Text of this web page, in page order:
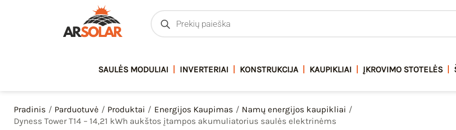
Products
search
SAULĖS MODULIAI INVERTERIAI KONSTRUKCIJA KAUPIKLIAI ĮKROVIMO STOTELĖS
Pradinis Parduotuvė Produktai Energijos Kaupimas
Namų energijos kaupikliai
Dyness Tower T14 – 14,21 kWh aukštos įtampos akumuliatorius saulės elektrinėms